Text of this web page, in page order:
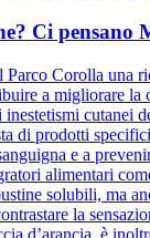
Ci pensano
Corolla una
a migliorare la
inestetismi cutanei
di prodotti
e a
alimentari
solubili, ma
la
d’arancia, è